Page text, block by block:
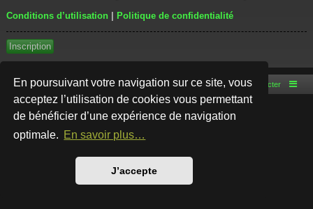
En poursuivant votre navigation sur ce site, vous
acceptez l’utilisation de cookies vous permettant
de bénéficier d’une expérience de navigation
optimale. En savoir plus…
J’accepte
Conditions d’utilisation | Politique de confidentialité
Inscription
Accueil du forum Nous contacter
Développé parphpBB® Forum Software © phpBB Limited
Style par
Traduction française officielle